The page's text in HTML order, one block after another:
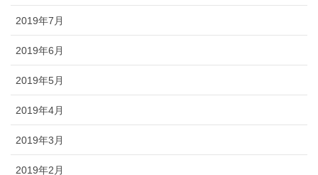
2019年7月
2019年6月
2019年5月
2019年4月
2019年3月
2019年2月